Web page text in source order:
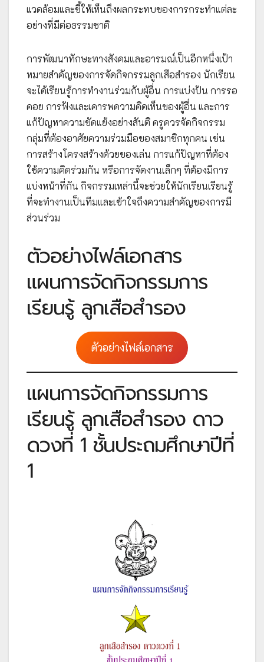
แวดล้อมและชี้ให้เห็นถึงผลกระทบของการกระทำแต่ละ
อย่างที่มีต่อธรรมชาติ
การพัฒนาทักษะทางสังคมและอารมณ์เป็นอีกหนึ่งเป้า
หมายสำคัญของการจัดกิจกรรมลูกเสือสำรอง นักเรียน
จะได้เรียนรู้การทำงานร่วมกับผู้อื่น การแบ่งปัน การรอ
คอย การฟังและเคารพความคิดเห็นของผู้อื่น และการ
แก้ปัญหาความขัดแย้งอย่างสันติ ครูควรจัดกิจกรรม
กลุ่มที่ต้องอาศัยความร่วมมือของสมาชิกทุกคน เช่น
การสร้างโครงสร้างด้วยของเล่น การแก้ปัญหาที่ต้อง
ใช้ความคิดร่วมกัน หรือการจัดงานเล็กๆ ที่ต้องมีการ
แบ่งหน้าที่กัน กิจกรรมเหล่านี้จะช่วยให้นักเรียนเรียนรู้
ที่จะทำงานเป็นทีมและเข้าใจถึงความสำคัญของการมี
ส่วนร่วม
ตัวอย่างไฟล์เอกสาร
แผนการจัดกิจกรรมการ
เรียนรู้ ลูกเสือสำรอง
ตัวอย่างไฟล์เอกสาร
แผนการจัดกิจกรรมการ
เรียนรู้ ลูกเสือสำรอง ดาว
ดวงที่ 1 ชั้นประถมศึกษาปีที่
1